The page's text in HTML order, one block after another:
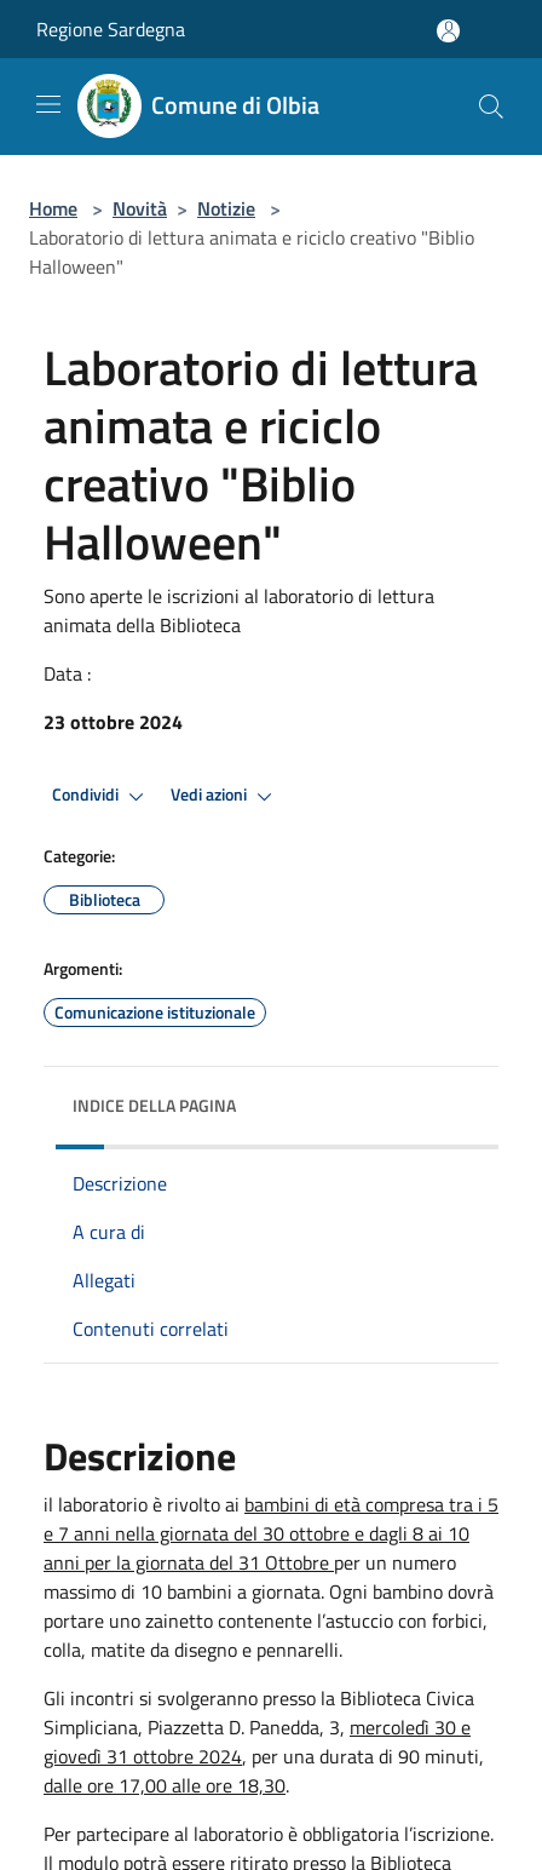
Regione Sardegna
Comune di Olbia
Home > Novità > Notizie >
Laboratorio di lettura animata e riciclo creativo "Biblio
Halloween"
Laboratorio di lettura
animata e riciclo
creativo "Biblio
Halloween"
Sono aperte le iscrizioni al laboratorio di lettura
animata della Biblioteca
Data :
23 ottobre 2024
Condividi Vedi azioni
Categorie:
Biblioteca
Argomenti:
Comunicazione istituzionale
INDICE DELLA PAGINA
Descrizione
A cura di
Allegati
Contenuti correlati
Descrizione
il laboratorio è rivolto ai bambini di età compresa tra i 5
e 7 anni nella giornata del 30 ottobre e dagli 8 ai 10
anni per la giornata del 31 Ottobre per un numero
massimo di 10 bambini a giornata. Ogni bambino dovrà
portare uno zainetto contenente l’astuccio con forbici,
colla, matite da disegno e pennarelli.
Gli incontri si svolgeranno presso la Biblioteca Civica
Simpliciana, Piazzetta D. Panedda, 3, mercoledì 30 e
giovedì 31 ottobre 2024, per una durata di 90 minuti,
dalle ore 17,00 alle ore 18,30.
Per partecipare al laboratorio è obbligatoria l’iscrizione.
Il modulo potrà essere ritirato presso la Biblioteca